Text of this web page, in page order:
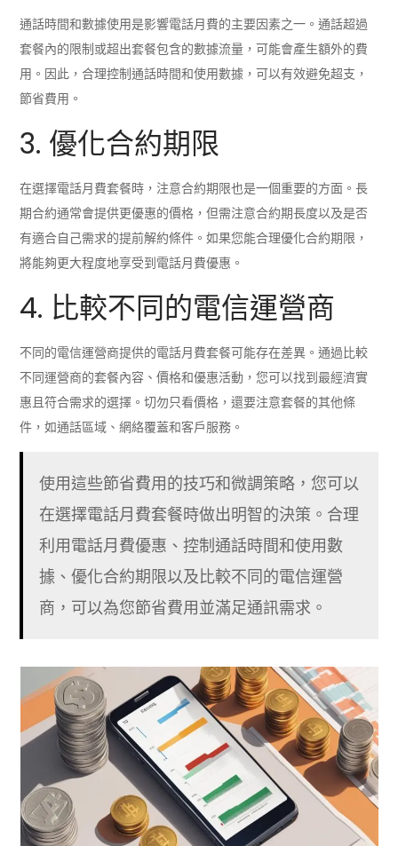
通話時間和數據使用是影響電話月費的主要因素之一。通話超過
套餐內的限制或超出套餐包含的數據流量，可能會產生額外的費
用。因此，合理控制通話時間和使用數據，可以有效避免超支，
節省費用。
3. 優化合約期限
在選擇電話月費套餐時，注意合約期限也是一個重要的方面。長
期合約通常會提供更優惠的價格，但需注意合約期長度以及是否
有適合自己需求的提前解約條件。如果您能合理優化合約期限，
將能夠更大程度地享受到電話月費優惠。
4. 比較不同的電信運營商
不同的電信運營商提供的電話月費套餐可能存在差異。通過比較
不同運營商的套餐內容、價格和優惠活動，您可以找到最經濟實
惠且符合需求的選擇。切勿只看價格，還要注意套餐的其他條
件，如通話區域、網絡覆蓋和客戶服務。
使用這些節省費用的技巧和微調策略，您可以
在選擇電話月費套餐時做出明智的決策。合理
利用電話月費優惠、控制通話時間和使用數
據、優化合約期限以及比較不同的電信運營
商，可以為您節省費用並滿足通訊需求。